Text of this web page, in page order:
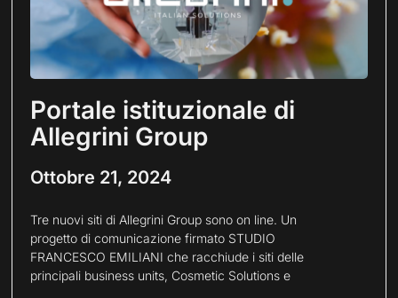
Portale istituzionale di
Allegrini Group
Ottobre 21, 2024
Tre nuovi siti di Allegrini Group sono on line. Un
progetto di comunicazione firmato STUDIO
FRANCESCO EMILIANI che racchiude i siti delle
principali business units, Cosmetic Solutions e